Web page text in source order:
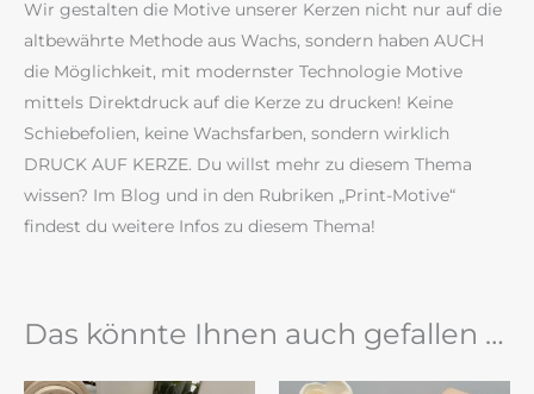
Wir gestalten die Motive unserer Kerzen nicht nur auf die
altbewährte Methode aus Wachs, sondern haben AUCH
die Möglichkeit, mit modernster Technologie Motive
mittels Direktdruck auf die Kerze zu drucken! Keine
Schiebefolien, keine Wachsfarben, sondern wirklich
DRUCK AUF KERZE. Du willst mehr zu diesem Thema
wissen? Im Blog und in den Rubriken „Print-Motive“
findest du weitere Infos zu diesem Thema!
Das könnte Ihnen auch gefallen …